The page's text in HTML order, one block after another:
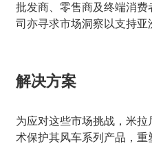
批发商、零售商及终端消
司亦寻求市场洞察以支持亚
解决方案
为应对这些市场挑战，米
术保护其风车系列产品，